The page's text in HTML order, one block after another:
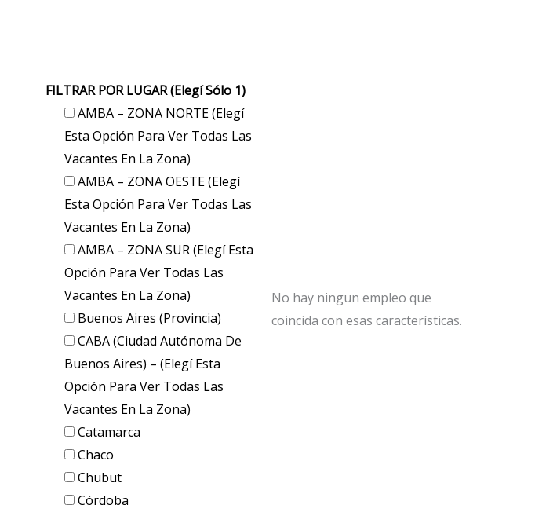
FILTRAR POR LUGAR (elegí Sólo 1)
AMBA – ZONA NORTE (elegí
Esta Opción Para Ver Todas Las
Vacantes En La Zona)
AMBA – ZONA OESTE (elegí
Esta Opción Para Ver Todas Las
Vacantes En La Zona)
AMBA – ZONA SUR (elegí Esta
Opción Para Ver Todas Las
Vacantes En La Zona)
Buenos Aires (provincia)
CABA (Ciudad Autónoma De
Buenos Aires) – (elegí Esta
Opción Para Ver Todas Las
Vacantes En La Zona)
Catamarca
Chaco
Chubut
Córdoba
No hay ningun empleo que
coincida con esas características.